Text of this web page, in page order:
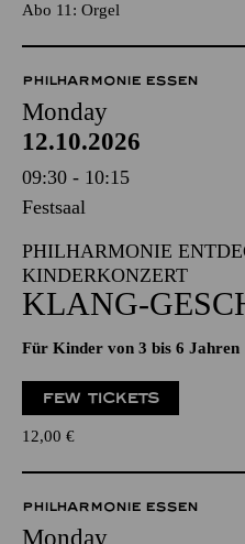
Abo 11: Orgel
PHILHARMONIE ESSEN
Monday
12.10.2026
09:30 - 10:15
Festsaal
PHILHARMONIE
KINDERKONZERT
KLANG-
Für Kinder von 3 bis 6 Jahren
FEW TICKETS
12,00 €
PHILHARMONIE ESSEN
Monday